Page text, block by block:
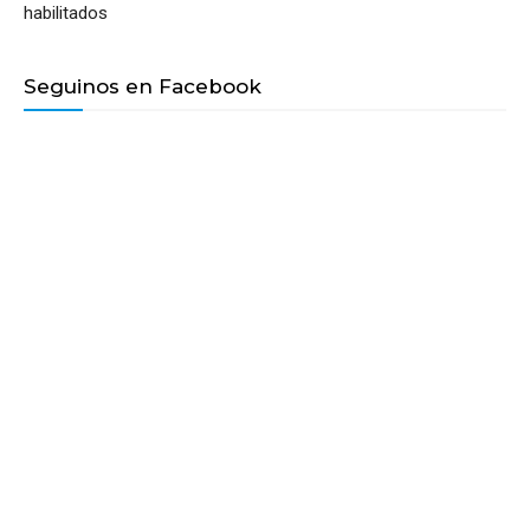
habilitados
Seguinos en Facebook